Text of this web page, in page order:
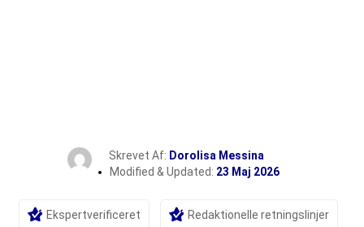
Skrevet Af: Dorolisa Messina
Modified & Updated: 23 Maj 2026
Ekspertverificeret Redaktionelle retningslinjer